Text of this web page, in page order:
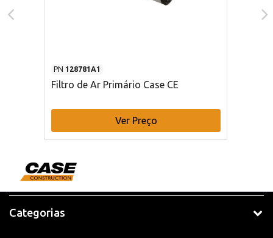
PN 128781A1
Filtro de Ar Primário Case CE
Ver Preço
Categorias